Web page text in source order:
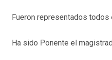
Fueron representados todos
Ha sido Ponente el